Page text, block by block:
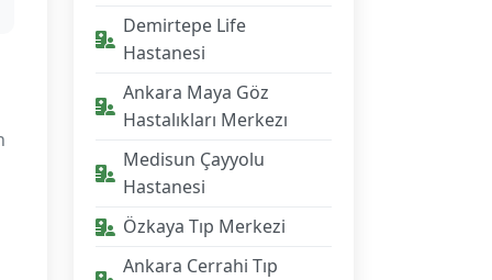
Demirtepe Life
Hastanesi
Ankara Maya Göz
Hastalıkları Merkezı
Medisun Çayyolu
Hastanesi
Özkaya Tıp Merkezi
Ankara Cerrahi Tıp